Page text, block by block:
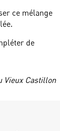
ce mélange
de
Vieux Castillon